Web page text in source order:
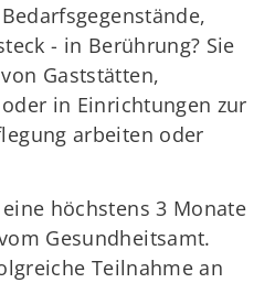
- in Berührung? Sie
Gaststätten,
in Einrichtungen zur
arbeiten oder
höchstens 3 Monate
Gesundheitsamt.
Teilnahme an